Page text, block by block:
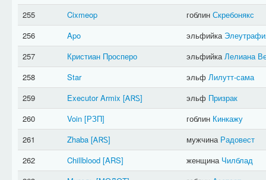
255
Cixmeop гоблин Скребонякс
256
Apo эльфийка
257
Кристиан Просперо эльфийка Лелиана
258
Star эльф Лилутт-сама
259
Executor Armix [ᎪᏒᏚ] эльф Призрак
260
Voin [РЗП] гоблин Кинкажу
261
Zhaba [ᎪᏒᏚ] мужчина Радовест
262
Chillblood [ARS] женщина Чилблад